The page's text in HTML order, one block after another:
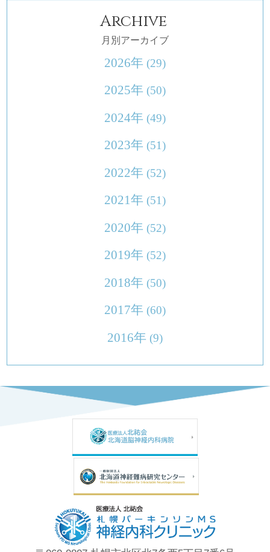
Archive
月別アーカイブ
2026年 (29)
2025年 (50)
2024年 (49)
2023年 (51)
2022年 (52)
2021年 (51)
2020年 (52)
2019年 (52)
2018年 (50)
2017年 (60)
2016年 (9)